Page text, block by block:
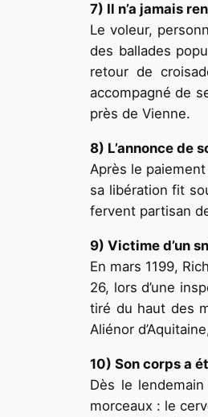
7) Il n’a jamais
Le voleur,
des ballades
retour de
accompagné de
près de Vienne.
8) L’annonce de
Après le
sa libération fit
fervent partisan
9) Victime d’un
En mars 1199,
26, lors d’une
tiré du haut des
Aliénor
10) Son corps a
Dès le
morceaux : le